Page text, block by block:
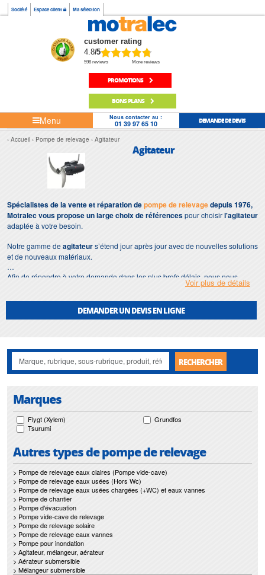
Société Espace client Ma sélection
customer rating
4.8/5
598 reviews More reviews
PROMOTIONS
BONS PLANS
Menu Nous contacter au :
01 39 97 65 10 DEMANDE DE DEVIS
Accueil Pompe de relevage Agitateur
Agitateur
Spécialistes de la vente et réparation depompe de relevagedepuis 1976,
Motralec vous propose un large choix de référencespour choisirl'agitateur
adaptée à votre besoin.
Notre gamme deagitateurs’étend jour après jour avec de nouvelles solutions
et de nouveaux matériaux.
Afin de répondre à votre demande dans les plus brefs délais, nous nous
agitateur.
met également à votre disposition son service de
maintenance deagitateur.
contraintes sont un gage d'efficacité, et garantissent l'absence de perturbation
de vos installations deagitateur.
Voir plus de détails
DEMANDER UN DEVIS EN LIGNE
RECHERCHER
Marques
Flygt (Xylem)
Grundfos
Tsurumi
Autres types de pompe de relevage
> Pompe de relevage eaux claires (Pompe vide-cave)
> Pompe de relevage eaux usées (Hors Wc)
> Pompe de relevage eaux usées chargées (+WC) et eaux vannes
> Pompe de chantier
> Pompe d'évacuation
> Pompe vide-cave de relevage
> Pompe de relevage solaire
> Pompe de relevage eaux vannes
> Pompe pour inondation
> Agitateur, mélangeur, aérateur
> Aérateur submersible
> Mélangeur submersible